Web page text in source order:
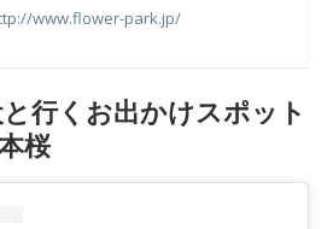
www.flower-park.jp/
行くお出かけスポット
桜